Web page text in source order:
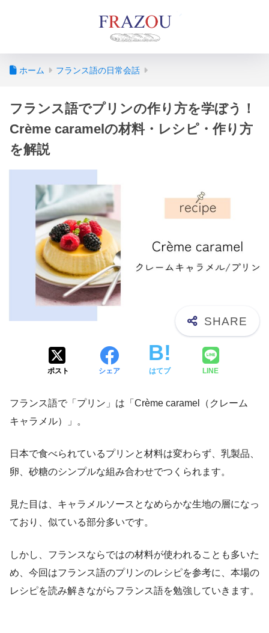
ホーム フランス語の日常会話
フランス語でプリンの作り方を学ぼう！
Crème caramelの材料・レシピ・作り方
を解説
ポスト シェア はてブ LINE
フランス語で「プリン」は「Crème caramel（クレーム
キャラメル）」。
日本で食べられているプリンと材料は変わらず、乳製品、
卵、砂糖のシンプルな組み合わせでつくられます。
見た目は、キャラメルソースとなめらかな生地の層になっ
ており、似ている部分多いです。
しかし、フランスならではの材料が使われることも多いた
め、今回はフランス語のプリンのレシピを参考に、本場の
レシピを読み解きながらフランス語を勉強していきます。